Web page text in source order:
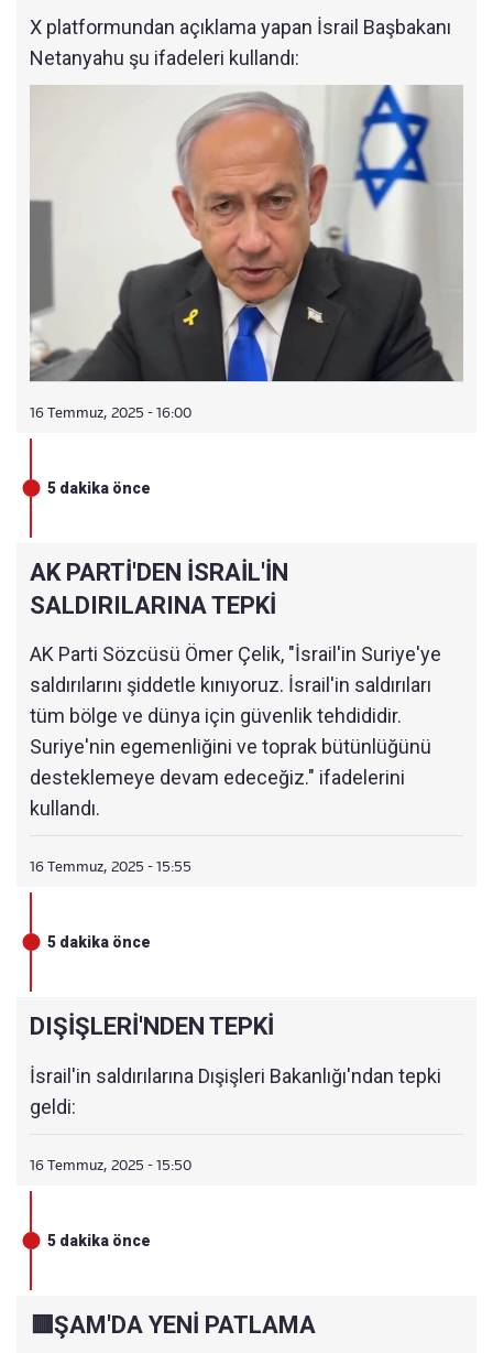
X platformundan açıklama yapan İsrail Başbakanı
Netanyahu şu ifadeleri kullandı:
16 Temmuz, 2025 - 16:00
5 dakika önce
AK PARTİ'DEN İSRAİL'İN
SALDIRILARINA TEPKİ
AK Parti Sözcüsü Ömer Çelik, "İsrail'in Suriye'ye
saldırılarını şiddetle kınıyoruz. İsrail'in saldırıları
tüm bölge ve dünya için güvenlik tehdididir.
Suriye'nin egemenliğini ve toprak bütünlüğünü
desteklemeye devam edeceğiz." ifadelerini
kullandı.
16 Temmuz, 2025 - 15:55
5 dakika önce
DIŞİŞLERİ'NDEN TEPKİ
İsrail'in saldırılarına Dışişleri Bakanlığı'ndan tepki
geldi:
16 Temmuz, 2025 - 15:50
5 dakika önce
🟥ŞAM'DA YENİ PATLAMA